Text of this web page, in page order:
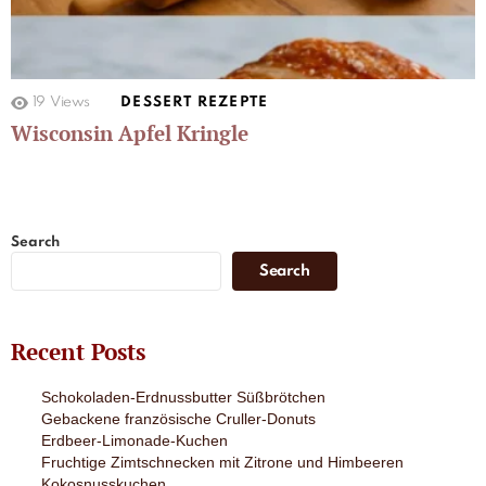
19 Views DESSERT REZEPTE
Wisconsin Apfel Kringle
Search
Search
Recent Posts
Schokoladen-Erdnussbutter Süßbrötchen
Gebackene französische Cruller-Donuts
Erdbeer-Limonade-Kuchen
Fruchtige Zimtschnecken mit Zitrone und Himbeeren